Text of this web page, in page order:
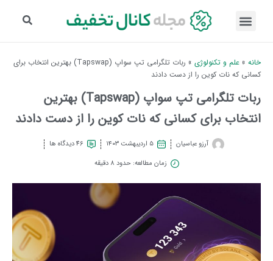
خانه » علم و تکنولوژی »
ربات تلگرامی تپ سواپ (Tapswap) بهترین انتخاب برای
کسانی که نات کوین را از دست دادند
ربات تلگرامی تپ سواپ (Tapswap) بهترین
انتخاب برای کسانی که نات کوین را از دست دادند
آرزو عباسیان ۵ اردیبهشت ۱۴۰۳
46 دیدگاه ها
زمان مطالعه: حدود 8 دقیقه